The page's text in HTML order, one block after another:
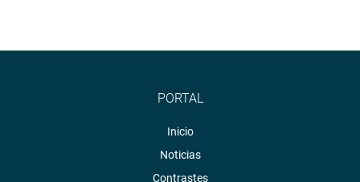
PORTAL
Inicio
Noticias
Contrastes